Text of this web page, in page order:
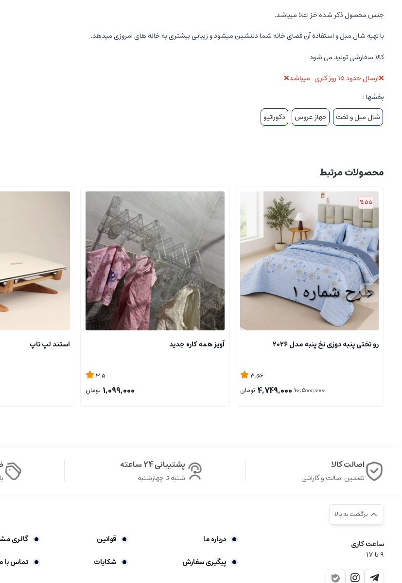
جنس محصول ذکر شده خز اعلا میباشد.
با تهیه شال مبل و استفاده آن فضای خانه شما دلنشین میشود و زیبایی بیشتری به خانه های امروزی میدهد.
کالا سفارشی تولید می شود
❌ارسال حدود 15 روز کاری میباشد❌
بخشها :
شال مبل و تخت
جهاز عروس دکوراتیو
محصولات مرتبط
%55
رو تختی پنبه دوزی نخ پنبه مدل ۲۰۲۶
3.56
10,500,000
4,749,000 تومان
آویز همه کاره جدید
3.5
1,099,000 تومان
استند لپ تاپ
اصالت کالا
تضمین اصالت و گارانتی
پشتیبانی 24 ساعته
شنبه تا چهارشنبه
برگشت به بالا
ساعت کاری
9‌ تا ۱۷
درباره ما قوانین
گالری
پیگیری سفارش
شکایات تماس با